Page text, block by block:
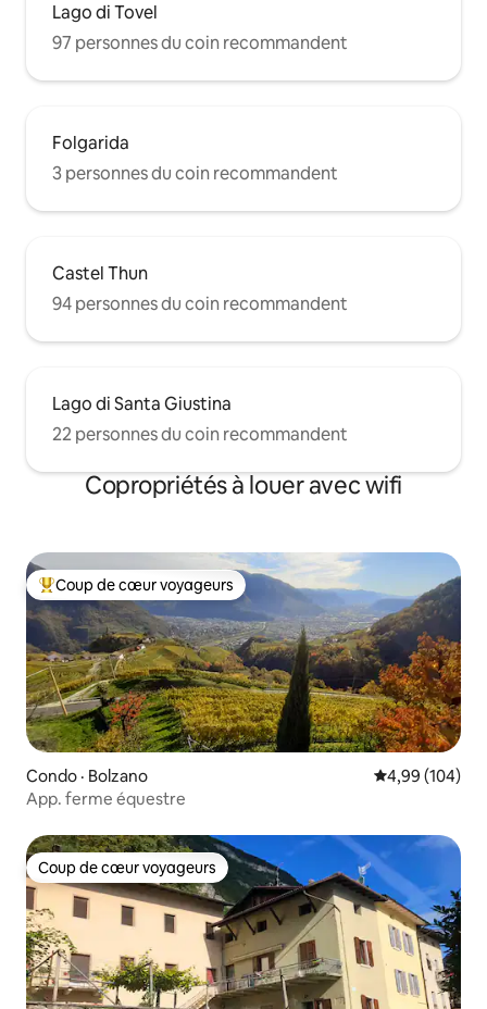
Lago di Tovel
97 personnes du coin recommandent
Folgarida
3 personnes du coin recommandent
Castel Thun
94 personnes du coin recommandent
Lago di Santa Giustina
22 personnes du coin recommandent
Copropriétés à louer avec wifi
Coup de cœur voyageurs parmi les plus aimés
Coup de cœur voyageurs
Condo · Bolzano Note
4,99 (104)
App. ferme équestre
Coup de cœur voyageurs
Coup de cœur voyageurs